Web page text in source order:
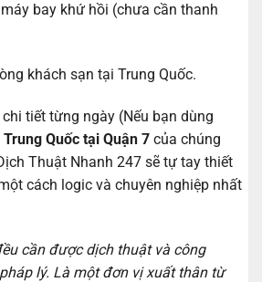
bay khứ hồi (chưa cần thanh
khách sạn tại Trung Quốc.
tiết từng ngày (Nếu bạn dùng
Quốc tại Quận 7của chúng
Thuật Nhanh 247 sẽ tự tay thiết
cách logic và chuyên nghiệp nhất
cần được dịch thuật và công
lý. Là một đơn vị xuất thân từ